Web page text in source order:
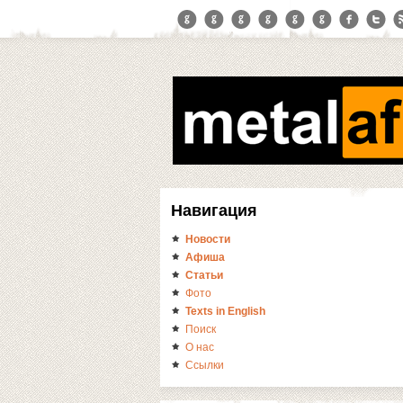
Навигация
Новости
Афиша
Статьи
Фото
Texts in English
Поиск
О нас
Ссылки